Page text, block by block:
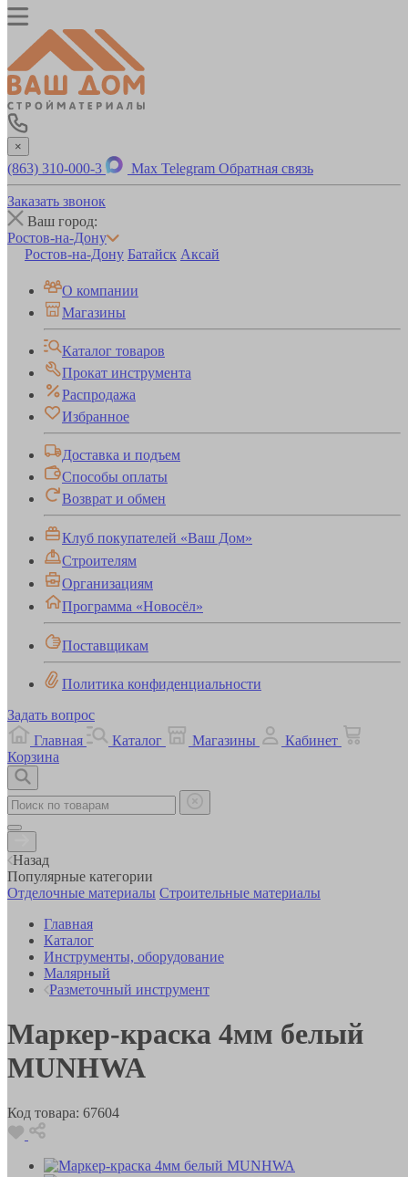
×
(863) 310-000-3 Max Telegram Обратная связь
Заказать звонок
Ваш город:
Ростов-на-Дону
Ростов-на-Дону Батайск Аксай
О компании
Магазины
Каталог товаров
Прокат инструмента
Распродажа
Избранное
Доставка и подъем
Способы оплаты
Возврат и обмен
Клуб покупателей «Ваш Дом»
Строителям
Организациям
Программа «Новосёл»
Поставщикам
Политика конфиденциальности
Задать вопрос
Главная
Каталог Магазины
Кабинет
Корзина
Назад
Популярные категории
Отделочные материалы Строительные материалы
Главная
Каталог
Инструменты, оборудование
Малярный
Разметочный инструмент
Маркер-краска 4мм белый
MUNHWA
Код товара: 67604